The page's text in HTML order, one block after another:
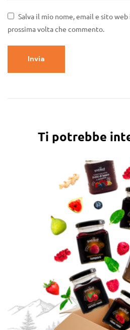
Salva il mio nome, email e sito
prossima volta che commento.
Ti potrebbe